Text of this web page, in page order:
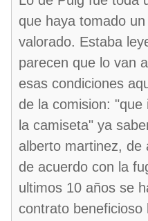
que haya tomado
valorado. Estaba
parecen que lo van
esas condiciones
de la comision:
la camiseta" ya
alberto martinez, de
de acuerdo con la
ultimos 10 años se
contrato